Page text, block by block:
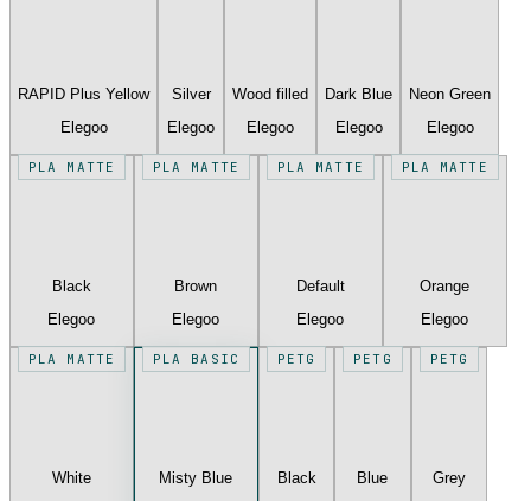
RAPID Plus Yellow
Elegoo
Silver
Elegoo
Wood filled
Elegoo
Dark Blue
Elegoo
Neon Green
Elegoo
PLA MATTE
Black
Elegoo
PLA MATTE
Brown
Elegoo
PLA MATTE
Default
Elegoo
PLA MATTE
Orange
Elegoo
PLA MATTE
White
PLA BASIC
Misty Blue
PETG
Black
PETG
Blue
PETG
Grey